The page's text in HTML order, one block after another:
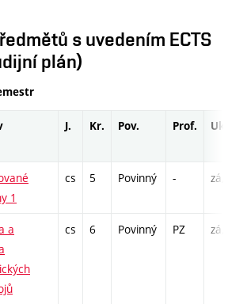
s uvedením ECTS
plán)
J. Kr. Pov. Prof. Uk.
1
cs 5 Povinný - zá,zk
a
cs 6 Povinný PZ zá,zk